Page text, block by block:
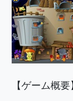
【ゲーム概要